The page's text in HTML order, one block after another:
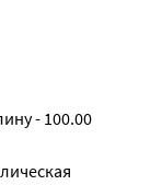
- 100.00